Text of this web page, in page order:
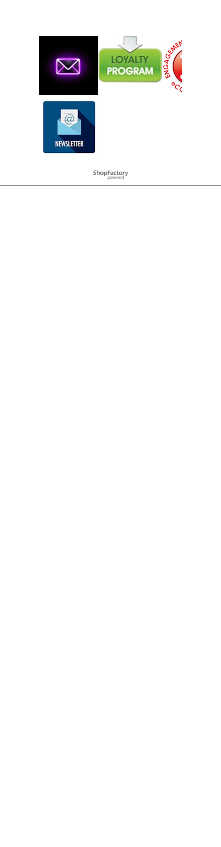
To create online store
ShopFactory eCommerce